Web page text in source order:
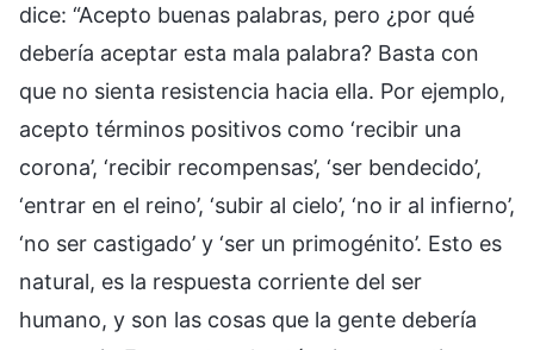
dice: “Acepto buenas palabras, pero ¿por qué
debería aceptar esta mala palabra? Basta con
que no sienta resistencia hacia ella. Por ejemplo,
acepto términos positivos como ‘recibir una
corona’, ‘recibir recompensas’, ‘ser bendecido’,
‘entrar en el reino’, ‘subir al cielo’, ‘no ir al infierno’,
‘no ser castigado’ y ‘ser un primogénito’. Esto es
natural, es la respuesta corriente del ser
humano, y son las cosas que la gente debería